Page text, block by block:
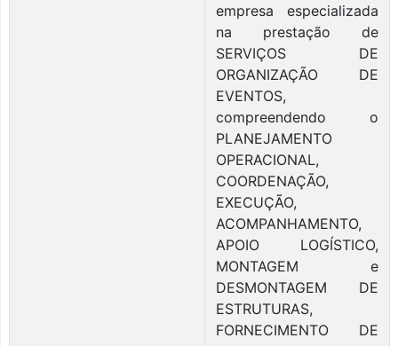
empresa especializada
na prestação de
SERVIÇOS DE
ORGANIZAÇÃO DE
EVENTOS,
compreendendo o
PLANEJAMENTO
OPERACIONAL,
COORDENAÇÃO,
EXECUÇÃO,
ACOMPANHAMENTO,
APOIO LOGÍSTICO,
MONTAGEM e
DESMONTAGEM DE
ESTRUTURAS,
FORNECIMENTO DE